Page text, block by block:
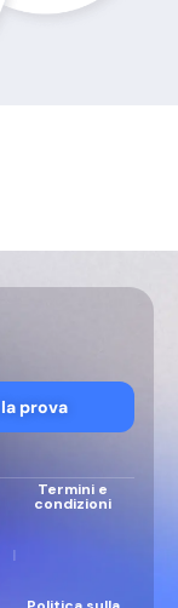
prova
Termini e
condizioni
|